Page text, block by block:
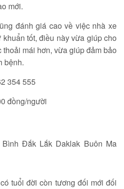
mới.
đánh giá cao về việc nhà xe
tốt, điều này vừa giúp cho
mái hơn, vừa giúp đảm bảo
bệnh.
354 555
đồng/người
tuổi đời còn tương đối mới đối